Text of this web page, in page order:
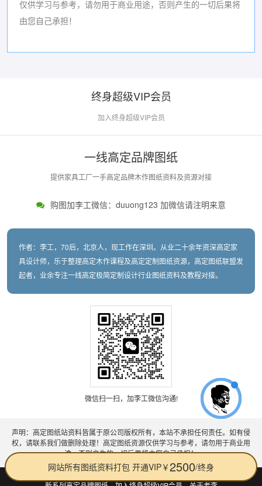
仅供学习与参考，请勿用于商业用途，否则产生的一切后果将
由您自己承担！
终身超级VIP会员
加入终身超级VIP会员
一线高定品牌图纸
提供家具工厂一手高定品牌木作图纸资料及资源对接
购图加李工微信：duuong123 加微信请注明来意
作者：李工，70后，北京人，现工作在深圳。从业二十余年资深高定家
具设计师，乐于整理高定木作课程及高定定制图纸资源，高定图纸联盟发
起者，业余专注一线高定极简定制设计行业图纸资料及教程对接。
微信扫一扫，加李工微信沟通!
声明：高定图纸站资料皆属于原公司版权所有，本站不承担任何责任。如有侵
权，请联系我们做删除处理！高定图纸资源仅供学习与参考，请勿用于商业用
途，否则产生的一切后果将由您自己承担！